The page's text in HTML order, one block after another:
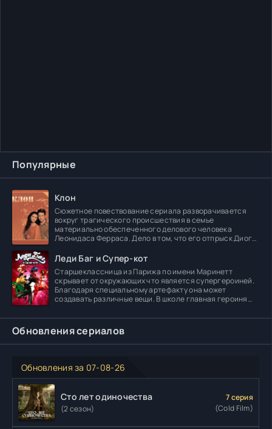
Популярные
Клон
Сюжетное повествование сериала разворачивается
вокруг трагического происшествия в семье
материально обеспеченного делового человека
Леонидаса Ферраса. Дело в том, что его отпрыск Диога
Леди Баг и Супер-кот
Старшеклассница из Парижа по имени Маринетт
скрывает от окружающих что является супергероиней.
Благодаря специальному артефакту она может
создавать различные вещи. В школе главная героиня
Обновления сериалов
Обновления за 07-08-26
Сто лет одиночества
(2 сезон)
7 серия
(Cold Film)